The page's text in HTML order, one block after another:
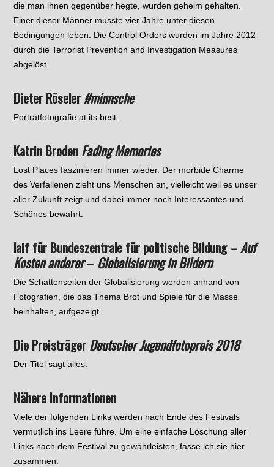
die man ihnen gegenüber hegte, wurden geheim gehalten.
Einer dieser Männer musste vier Jahre unter diesen
Bedingungen leben. Die Control Orders wurden im Jahre 2012
durch die Terrorist Prevention and Investigation Measures
abgelöst.
Dieter Röseler#minnsche
Porträtfotografie at its best.
Katrin BrodenFading Memories
Lost Places faszinieren immer wieder. Der morbide Charme
des Verfallenen zieht uns Menschen an, vielleicht weil es unser
aller Zukunft zeigt und dabei immer noch Interessantes und
Schönes bewahrt.
laif für Bundeszentrale für politische Bildung –Auf
Kosten anderer– Globalisierung in Bildern
Die Schattenseiten der Globalisierung werden anhand von
Fotografien, die das Thema Brot und Spiele für die Masse
beinhalten, aufgezeigt.
Die PreisträgerDeutscher Jugendfotopreis 2018
Der Titel sagt alles.
Nähere Informationen
Viele der folgenden Links werden nach Ende des Festivals
vermutlich ins Leere führe. Um eine einfache Löschung aller
Links nach dem Festival zu gewährleisten, fasse ich sie hier
zusammen: